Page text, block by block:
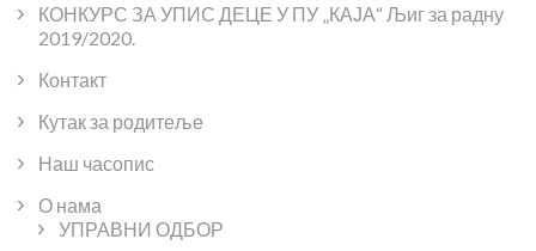
КОНКУРС ЗА УПИС ДЕЦЕ У ПУ „КАЈА“ Љиг за радну
2019/2020.
Контакт
Кутак за родитеље
Наш часопис
О нама
УПРАВНИ ОДБОР